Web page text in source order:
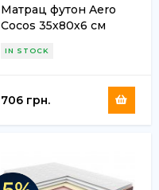
Матрац футон Aero
Cocos 35х80х6 см
IN STOCK
706 грн.